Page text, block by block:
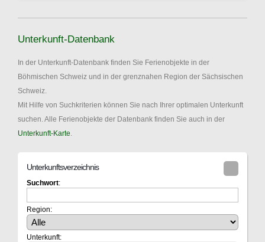
Unterkunft-Datenbank
In der Unterkunft-Datenbank finden Sie Ferienobjekte in der
Böhmischen Schweiz und in der grenznahen Region der Sächsischen
Schweiz.
Mit Hilfe von Suchkriterien können Sie nach Ihrer optimalen Unterkunft
suchen. Alle Ferienobjekte der Datenbank finden Sie auch in der
Unterkunft-Karte
Unterkunftsverzeichnis
Suchwort:
Region:
Unterkunft: